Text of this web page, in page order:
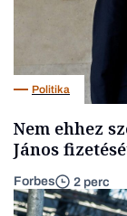
Politika
Nem ehhez
János
Forbes 2 perc